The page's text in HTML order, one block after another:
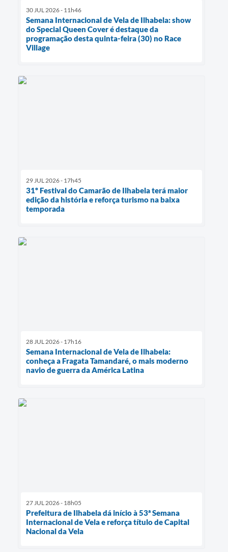
30 JUL 2026 - 11h46
Semana Internacional de Vela de Ilhabela: show
do Special Queen Cover é destaque da
programação desta quinta-feira (30) no Race
Village
29 JUL 2026 - 17h45
31º Festival do Camarão de Ilhabela terá maior
edição da história e reforça turismo na baixa
temporada
28 JUL 2026 - 17h16
Semana Internacional de Vela de Ilhabela:
conheça a Fragata Tamandaré, o mais moderno
navio de guerra da América Latina
27 JUL 2026 - 18h05
Prefeitura de Ilhabela dá início à 53ª Semana
Internacional de Vela e reforça título de Capital
Nacional da Vela